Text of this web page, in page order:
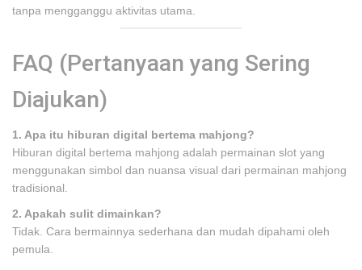
tanpa mengganggu aktivitas utama.
FAQ (Pertanyaan yang Sering
Diajukan)
1. Apa itu hiburan digital bertema mahjong?
Hiburan digital bertema mahjong adalah permainan slot yang
menggunakan simbol dan nuansa visual dari permainan mahjong
tradisional.
2. Apakah sulit dimainkan?
Tidak. Cara bermainnya sederhana dan mudah dipahami oleh
pemula.